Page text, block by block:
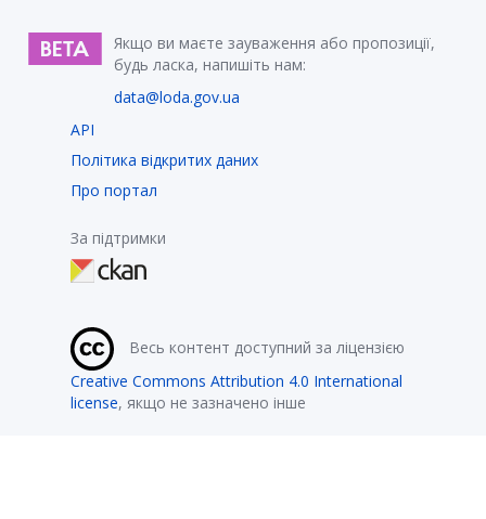
Якщо ви маєте зауваження або пропозиції,
будь ласка, напишіть нам:
data@loda.gov.ua
API
Політика відкритих даних
Про портал
За підтримки
Весь контент доступний за ліцензією
Creative Commons Attribution 4.0 International
license, якщо не зазначено інше